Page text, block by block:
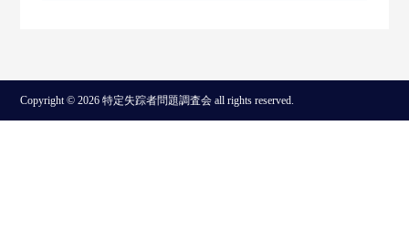
Copyright © 2026 特定失踪者問題調査会 all rights reserved.